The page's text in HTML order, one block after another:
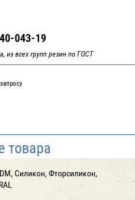
043-19
из всех групп резин по ГОСТ
товара
Силикон, Фторсиликон,